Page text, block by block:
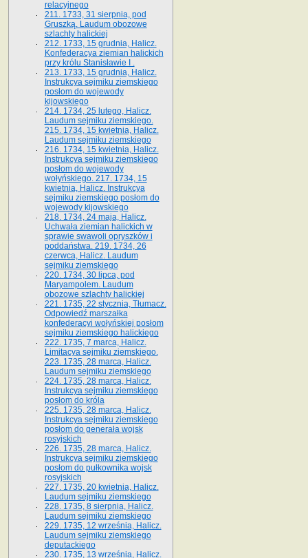
relacyjnego
211. 1733, 31 sierpnia, pod
Gruszką. Laudum obozowe
szlachty halickiej
212. 1733, 15 grudnia, Halicz.
Konfederacya ziemian halickich
przy królu Stanisławie I .
213. 1733, 15 grudnia, Halicz.
Instrukcya sejmiku ziemskiego
posłom do wojewody
kijowskiego
214. 1734, 25 lutego, Halicz.
Laudum sejmiku ziemskiego.
215. 1734, 15 kwietnia, Halicz.
Laudum sejmiku ziemskiego
216. 1734, 15 kwietnia, Halicz.
Instrukcya sejmiku ziemskiego
posłom do wojewody
wołyńskiego. 217. 1734, 15
kwietnia, Halicz. Instrukcya
sejmiku ziemskiego posłom do
wojewody kijowskiego
218. 1734, 24 maja, Halicz.
Uchwała ziemian halickich w
sprawie swawoli opryszków i
poddaństwa. 219. 1734, 26
czerwca, Halicz. Laudum
sejmiku ziemskiego
220. 1734, 30 lipca, pod
Maryampolem. Laudum
obozowe szlachty halickiej
221. 1735, 22 stycznia, Tłumacz.
Odpowiedź marszałka
konfederacyi wołyńskiej posłom
sejmiku ziemskiego halickiego
222. 1735, 7 marca, Halicz.
Limitacya sejmiku ziemskiego.
223. 1735, 28 marca, Halicz.
Laudum sejmiku ziemskiego
224. 1735, 28 marca, Halicz.
Instrukcya sejmiku ziemskiego
posłom do króla
225. 1735, 28 marca, Halicz.
Instrukcya sejmiku ziemskiego
posłom do generała wojsk
rosyjskich
226. 1735, 28 marca, Halicz.
Instrukcya sejmiku ziemskiego
posłom do pułkownika wojsk
rosyjskich
227. 1735, 20 kwietnia, Halicz.
Laudum sejmiku ziemskiego
228. 1735, 8 sierpnia, Halicz.
Laudum sejmiku ziemskiego
229. 1735, 12 września, Halicz.
Laudum sejmiku ziemskiego
deputackiego
230. 1735, 13 września, Halicz.